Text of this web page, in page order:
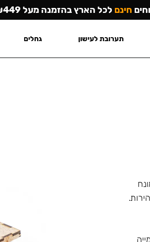
חינם לכל הארץ בהזמנה מעל ₪449
תערובת לעישון גחלים